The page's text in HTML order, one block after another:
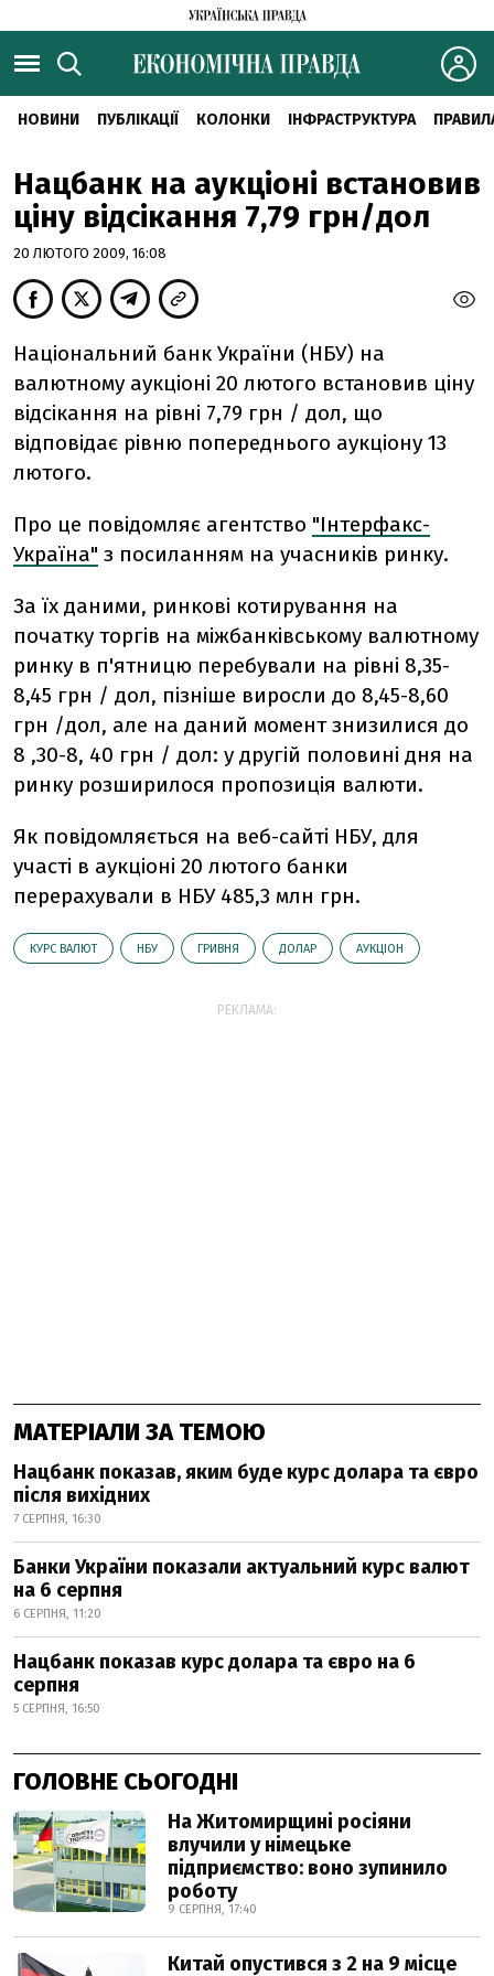
НОВИНИ ПУБЛІКАЦІЇ КОЛОНКИ ІНФРАСТРУКТУРА
Нацбанк на аукціоні встановив
ціну відсікання 7,79 грн/дол
20 ЛЮТОГО 2009, 16:08
Національний банк України (НБУ) на
валютному аукціоні 20 лютого встановив ціну
відсікання на рівні 7,79 грн / дол, що
відповідає рівню попереднього аукціону 13
лютого.
Про це повідомляє агентство "Інтерфакс-
Україна" з посиланням на учасників ринку.
За їх даними, ринкові котирування на
початку торгів на міжбанківському валютному
ринку в п'ятницю перебували на рівні 8,35-
8,45 грн / дол, пізніше виросли до 8,45-8,60
грн /дол, але на даний момент знизилися до
8 ,30-8, 40 грн / дол: у другій половині дня на
ринку розширилося пропозиція валюти.
Як повідомляється на веб-сайті НБУ, для
участі в аукціоні 20 лютого банки
перерахували в НБУ 485,3 млн грн.
КУРС ВАЛЮТ НБУ ГРИВНЯ ДОЛАР АУКЦІОН
РЕКЛАМА:
МАТЕРІАЛИ ЗА ТЕМОЮ
Нацбанк показав, яким буде курс долара та євро
після вихідних
7 СЕРПНЯ, 16:30
Банки України показали актуальний курс валют
на 6 серпня
6 СЕРПНЯ, 11:20
Нацбанк показав курс долара та євро на 6
серпня
5 СЕРПНЯ, 16:50
ГОЛОВНЕ СЬОГОДНІ
На Житомирщині росіяни
влучили у німецьке
підприємство: воно зупинило
роботу
9 СЕРПНЯ, 17:40
Китай опустився з 2 на 9 місце